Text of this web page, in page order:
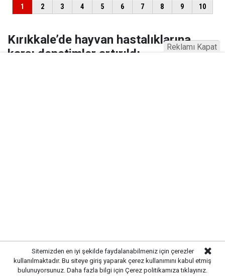
Kırıkkale’de hayvan hastalıklarına
karşı denetimler artırıldı
Kırıkkale’de hayvan sağlığını tehdit eden hastalıklara
Sitemizden en iyi şekilde faydalanabilmeniz için çerezler
kullanılmaktadır. Bu siteye giriş yaparak çerez kullanımını kabul etmiş
bulunuyorsunuz. Daha fazla bilgi için Çerez politikamıza tıklayınız.
Reklamı Kapat